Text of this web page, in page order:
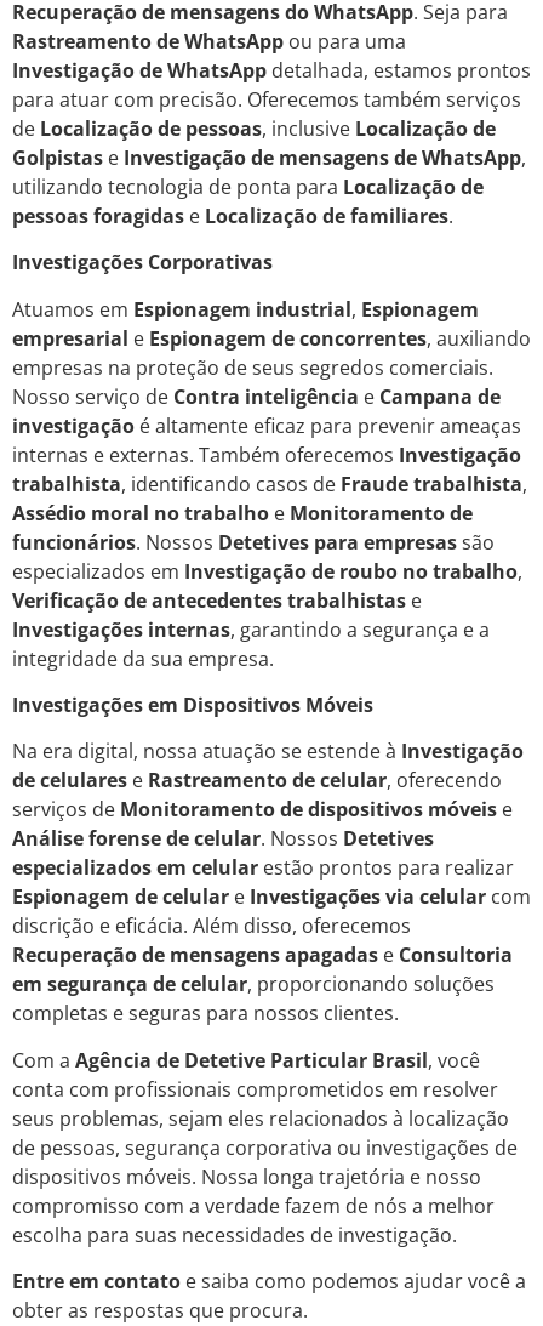
Recuperação de mensagens do WhatsApp. Seja para
Rastreamento de WhatsApp ou para uma
Investigação de WhatsApp detalhada, estamos prontos
para atuar com precisão. Oferecemos também serviços
de Localização de pessoas, inclusive Localização de
Golpistas e Investigação de mensagens de WhatsApp,
utilizando tecnologia de ponta para Localização de
pessoas foragidas e Localização de familiares.
Investigações Corporativas
Atuamos em Espionagem industrial, Espionagem
empresarial e Espionagem de concorrentes, auxiliando
empresas na proteção de seus segredos comerciais.
Nosso serviço de Contra inteligência e Campana de
investigação é altamente eficaz para prevenir ameaças
internas e externas. Também oferecemos Investigação
trabalhista, identificando casos de Fraude trabalhista,
Assédio moral no trabalho e Monitoramento de
funcionários. Nossos Detetives para empresassão
especializados em Investigação de roubo no trabalho,
Verificação de antecedentes trabalhistas e
Investigações internas, garantindo a segurança e a
integridade da sua empresa.
Investigações em Dispositivos Móveis
Na era digital, nossa atuação se estende à Investigação
de celulares e Rastreamento de celular, oferecendo
serviços de Monitoramento de dispositivos móveis e
Análise forense de celular. Nossos Detetives
especializados em celular estão prontos para realizar
Espionagem de celular e Investigações via celular com
discrição e eficácia. Além disso, oferecemos
Recuperação de mensagens apagadas e Consultoria
em segurança de celular, proporcionando soluções
completas e seguras para nossos clientes.
Com a Agência de Detetive Particular Brasil, você
conta com profissionais comprometidos em resolver
seus problemas, sejam eles relacionados à localização
de pessoas, segurança corporativa ou investigações de
dispositivos móveis. Nossa longa trajetória e nosso
compromisso com a verdade fazem de nós a melhor
escolha para suas necessidades de investigação.
Entre em contato e saiba como podemos ajudar você a
obter as respostas que procura.